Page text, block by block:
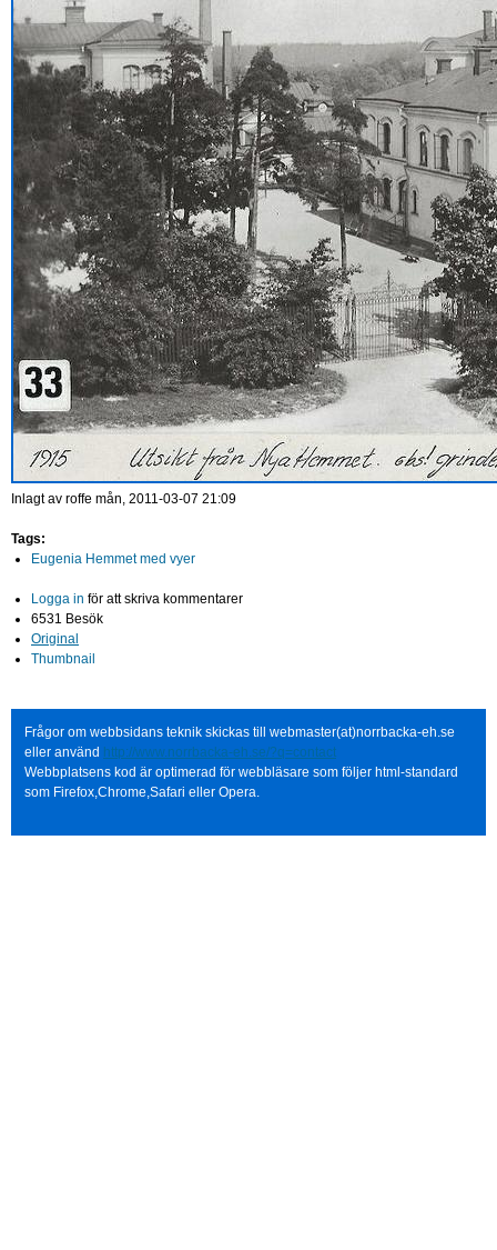
Inlagt av roffe mån, 2011-03-07 21:09
Tags:
Eugenia Hemmet med vyer
Logga in för att skriva kommentarer
6531 Besök
Original
Thumbnail
Frågor om webbsidans teknik skickas till webmaster(at)norrbacka-eh.se
eller använd http://www.norrbacka-eh.se/?q=contact
Webbplatsens kod är optimerad för webbläsare som följer html-standard
som Firefox,Chrome,Safari eller Opera.